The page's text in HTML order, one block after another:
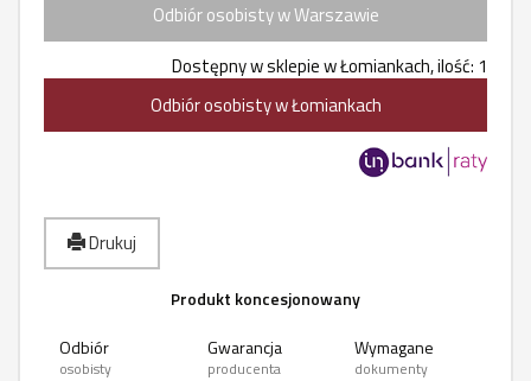
Odbiór osobisty w Warszawie
Dostępny w sklepie w Łomiankach, ilość: 1
Odbiór osobisty w Łomiankach
Drukuj
Produkt koncesjonowany
Odbiór
osobisty
Gwarancja
producenta
Wymagane
dokumenty